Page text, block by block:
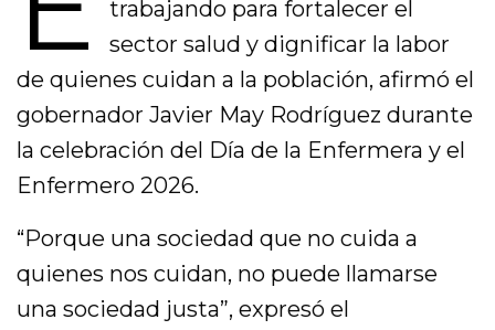
trabajando para fortalecer el
sector salud y dignificar la labor
de quienes cuidan a la población, afirmó el
gobernador Javier May Rodríguez durante
la celebración del Día de la Enfermera y el
Enfermero 2026.
“Porque una sociedad que no cuida a
quienes nos cuidan, no puede llamarse
una sociedad justa”, expresó el